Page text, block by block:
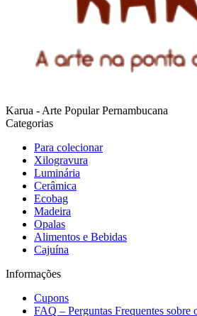
Karua - Arte Popular Pernambucana
Categorias
Para colecionar
Xilogravura
Luminária
Cerâmica
Ecobag
Madeira
Opalas
Alimentos e Bebidas
Cajuína
Informações
Cupons
FAQ – Perguntas Frequentes sobre